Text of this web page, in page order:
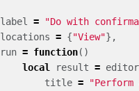
label = "Do with
locations = {"View"},
run = function()
local
result = editor
title =